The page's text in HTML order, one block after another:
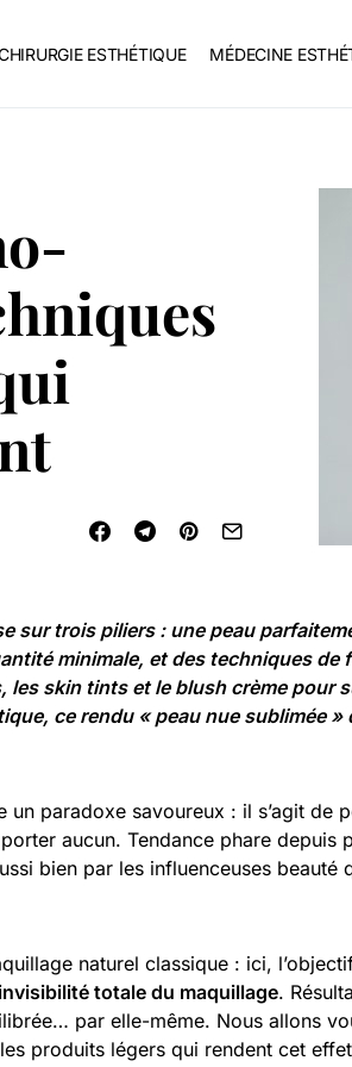
ESTHÉTIQUE MÉDECINE
sur trois piliers : une peau
minimale, et des techniques de
les skin tints et le blush crème pour
ce rendu « peau nue sublimée
un paradoxe savoureux : il s’agit de
aucun. Tendance phare depuis
bien par les influenceuses beauté
naturel classique : ici,
invisibilité totale du maquillage.
par elle-même. Nous allons
produits légers qui rendent cet